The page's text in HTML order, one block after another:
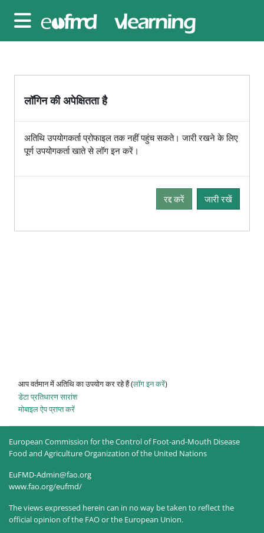
साइड तालिका
लॉगिन की अपेक्षितता है
अतिथि उपयोगकर्ता प्रोफाइल तक नहीं पहुंच सकते। जारी रखने के लिए
पूर्ण उपयोगकर्ता खाते से लॉग इन करें।
रद्द करें जारी रखें
आप वर्तमान में अतिथि का उपयोग कर रहे हैं (लॉग इन करें)
डेटा प्रतिधारण सारांश
मोबाइल ऐप प्राप्त करें
European Commission for the Control of Foot-and-Mouth Disease
Food and Agriculture Organization of the United Nations
EuFMD-Admin@fao.org
www.fao.org/eufmd/
The views expressed herein can in no way be taken to reflect the
official opinion of the FAO or the European Union.